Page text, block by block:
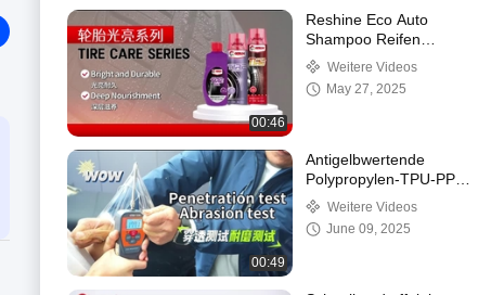
00:46
Reshine Eco Auto
Shampoo Reifen
Schaumflüssigkeitsspray
650ml
Weitere Videos
May 27, 2025
00:49
Antigelbwertende
Polypropylen-TPU-PPF-
Glas-Transparente
Schutzfolie für
Fahrzeuge
Weitere Videos
June 09, 2025